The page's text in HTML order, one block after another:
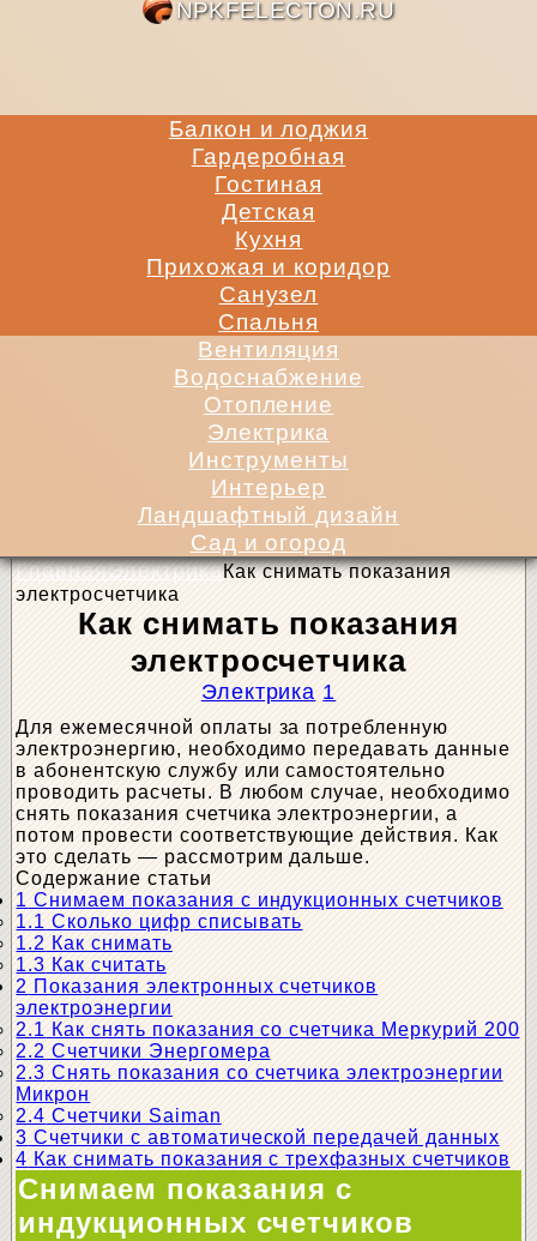
Балкон и лоджия
Гардеробная
Гостиная
Детская
Кухня
Прихожая и коридор
Санузел
Спальня
Вентиляция
Водоснабжение
Отопление
Электрика
Инструменты
Интерьер
Ландшафтный дизайн
Сад и огород
ГлавнаяЭлектрикаКак снимать показания
электросчетчика
Как снимать показания
электросчетчика
Электрика 1
Для ежемесячной оплаты за потребленную
электроэнергию, необходимо передавать данные
в абонентскую службу или самостоятельно
проводить расчеты. В любом случае, необходимо
снять показания счетчика электроэнергии, а
потом провести соответствующие действия. Как
это сделать — рассмотрим дальше.
Содержание статьи
1 Снимаем показания с индукционных счетчиков
1.1 Сколько цифр списывать
1.2 Как снимать
1.3 Как считать
2 Показания электронных счетчиков
электроэнергии
2.1 Как снять показания со счетчика Меркурий 200
2.2 Счетчики Энергомера
2.3 Снять показания со счетчика электроэнергии
Микрон
2.4 Счетчики Saiman
3 Счетчики с автоматической передачей данных
4 Как снимать показания с трехфазных счетчиков
Снимаем показания с
индукционных счетчиков